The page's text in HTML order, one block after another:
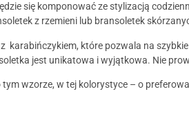
się komponować ze stylizacją
z rzemieni lub bransoletek
karabińczykiem, które pozwala na
jest unikatowa i wyjątkowa. Nie
wzorze, w tej kolorystyce – o